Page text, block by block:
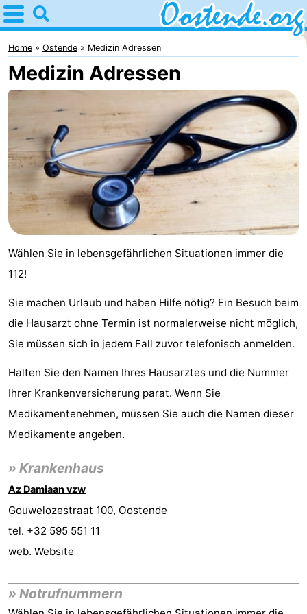
Home
Oostende
Tipps
kindern
Übernachten
Appartements
Campingplätze
Ferienhäuser
Village
Hippodroom
Hotels
Frühstück)
Strand
tun
Museen
-
Denkmäler
Aussichtspunkte
Attraktionen
Home Ostende Medizin Adressen
Medizin Adressen
Wählen Sie in lebensgefährlichen Situationen immer die
112!
Sie machen Urlaub und haben Hilfe nötig? Ein Besuch beim
die Hausarzt ohne Termin ist normalerweise nicht möglich,
Sie müssen sich in jedem Fall zuvor telefonisch anmelden.
Halten Sie den Namen Ihres Hausarztes und die Nummer
Ihrer Krankenversicherung parat. Wenn Sie
Medikamentenehmen, müssen Sie auch die Namen dieser
Medikamente angeben.
» Krankenhaus
Az Damiaan vzw
Gouwelozestraat 100, Oostende
tel. +32 595 551 11
web. Website
» Notrufnummern